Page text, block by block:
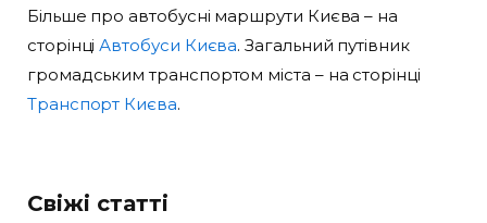
Більше про автобусні маршрути Києва – на
сторінціАвтобуси Києва. Загальний путівник
громадським транспортом міста – на сторінці
Транспорт Києва.
Свіжі статті